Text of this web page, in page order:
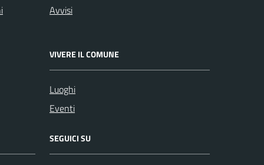
Avvisi
VIVERE IL COMUNE
Luoghi
Eventi
SEGUICI SU